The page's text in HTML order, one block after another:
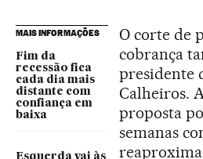
MAIS INFORMAÇÕES
Fim da
recessão fica
cada dia mais
distante com
confiança em
baixa
Esquerda vai às
O corte de
cobrança
presidente
Calheiros.
proposta
semanas